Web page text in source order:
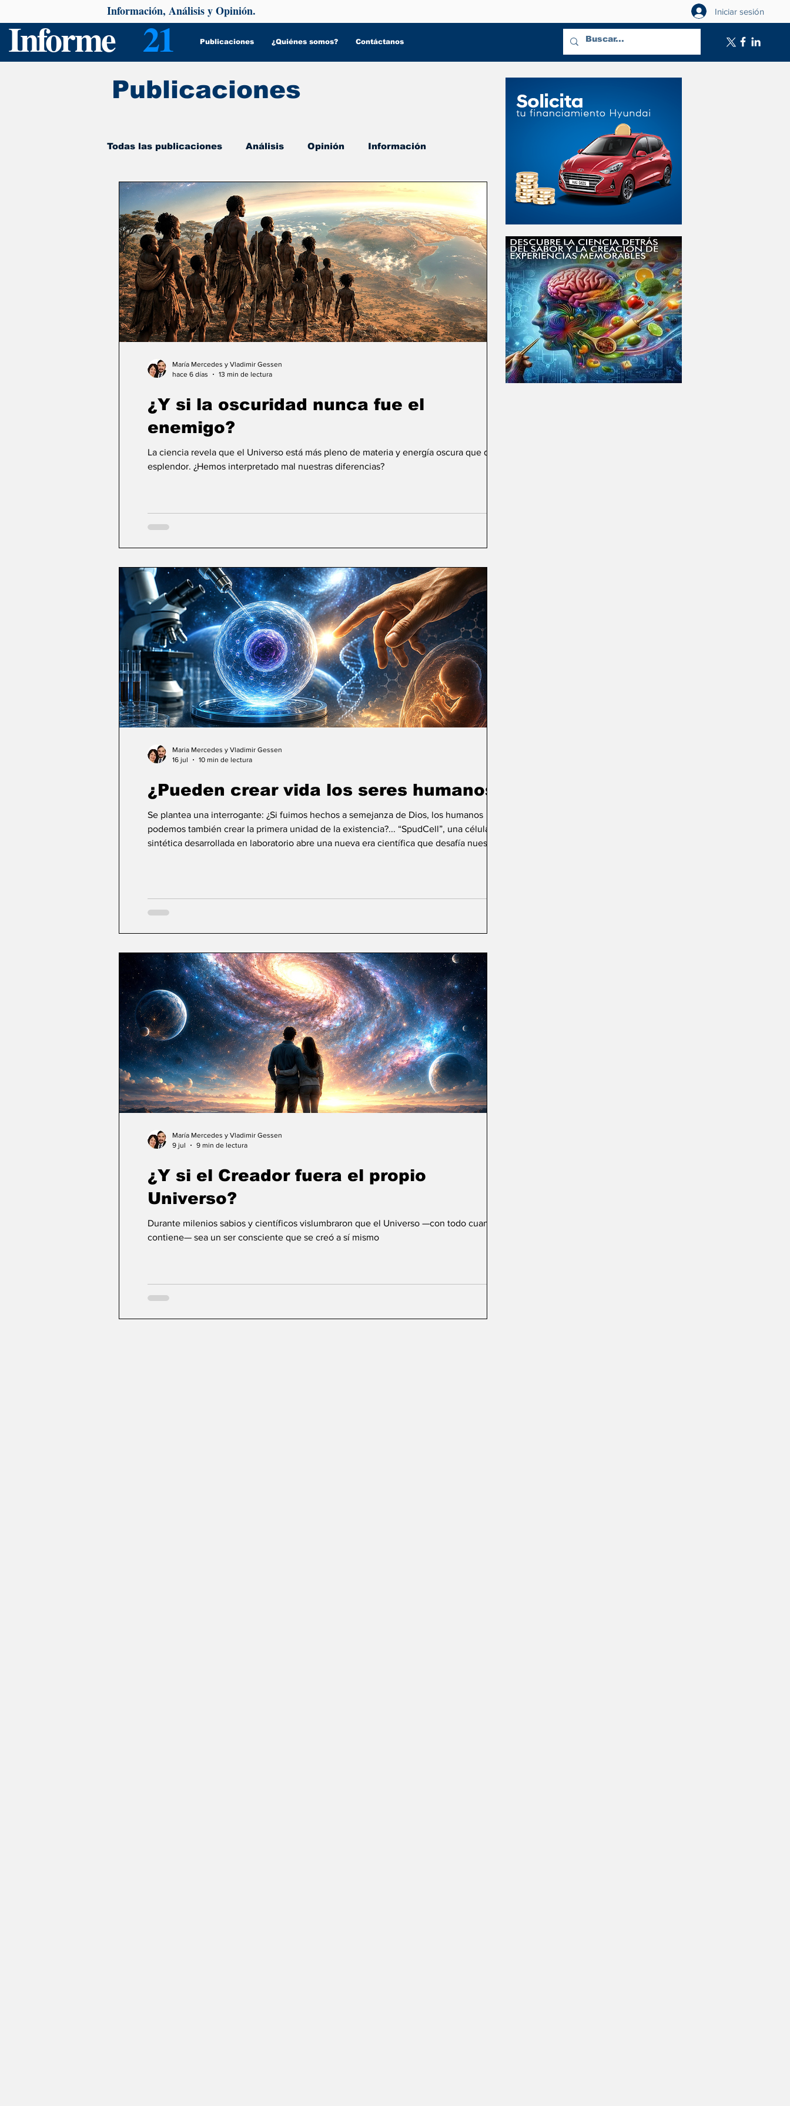
Informe 21 Publicaciones ¿Quiénes somos? Contáctanos
Información, Análisis y Opinión. Iniciar sesión
Todas las publicaciones Análisis Opinión Información
De interés Psicología y Salud
¿Y si la oscuridad nunca fue el
enemigo?
La ciencia revela que el Universo está más pleno de materia y energía oscura que de
esplendor. ¿Hemos interpretado mal nuestras diferencias?
María Mercedes y Vladimir Gessen
hace 6 días
13 min de lectura
¿Pueden crear vida los seres humanos?
Se plantea una interrogante: ¿Si fuimos hechos a semejanza de Dios, los humanos
podemos también crear la primera unidad de la existencia?... “SpudCell”, una célula
sintética desarrollada en laboratorio abre una nueva era científica que desafía nuestras
Maria Mercedes y Vladimir Gessen
16 jul
10 min de lectura
¿Y si el Creador fuera el propio
Universo?
Durante milenios sabios y científicos vislumbraron que el Universo —con todo cuanto
contiene— sea un ser consciente que se creó a sí mismo
María Mercedes y Vladimir Gessen
9 jul
9 min de lectura
Publicaciones